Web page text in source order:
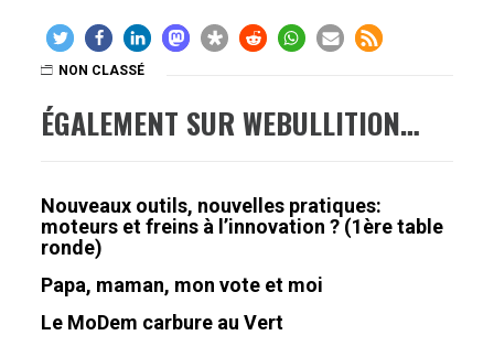
NON CLASSÉ
ÉGALEMENT SUR WEBULLITION…
Nouveaux outils, nouvelles pratiques:
moteurs et freins à l’innovation ? (1ère table
ronde)
Papa, maman, mon vote et moi
Le MoDem carbure au Vert